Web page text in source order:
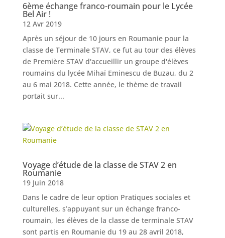
6ème échange franco-roumain pour le Lycée
Bel Air !
12 Avr 2019
Après un séjour de 10 jours en Roumanie pour la
classe de Terminale STAV, ce fut au tour des élèves
de Première STAV d'accueillir un groupe d'élèves
roumains du lycée Mihaï Eminescu de Buzau, du 2
au 6 mai 2018. Cette année, le thème de travail
portait sur...
Voyage d’étude de la classe de STAV 2 en
Roumanie
19 Juin 2018
Dans le cadre de leur option Pratiques sociales et
culturelles, s’appuyant sur un échange franco-
roumain, les élèves de la classe de terminale STAV
sont partis en Roumanie du 19 au 28 avril 2018,